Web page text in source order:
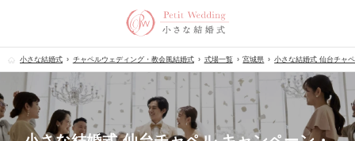
小さな結婚式 チャペルウェディング・教会風結婚式 式場一覧 宮城県 小さな結婚式 仙台チャ